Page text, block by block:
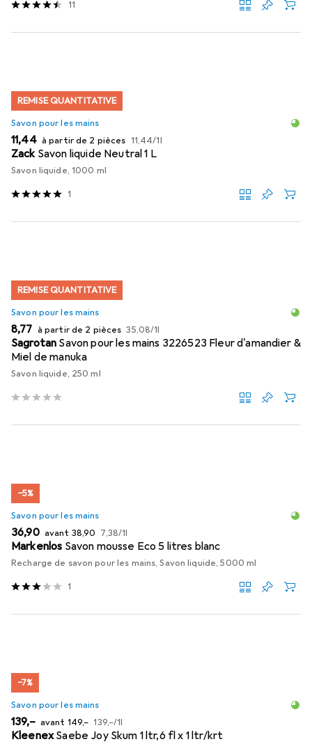
11
REMISE QUANTITATIVE
Savon pour les mains
EUR
11,44 à partir de 2 pièces EUR
11,44/1l
Zack Savon liquide Neutral 1 L
Savon liquide, 1000 ml
1
REMISE QUANTITATIVE
Savon pour les mains
EUR
8,77 à partir de 2 pièces EUR
35,08/1l
Sagrotan Savon pour les mains 3226523 Fleur d'amandier &
Miel de manuka
Savon liquide, 250 ml
−5%
Savon pour les mains
EUR
36,90 avant EUR
38,90 EUR
7,38/1l
Markenlos Savon mousse Eco 5 litres blanc
Recharge de savon pour les mains, Savon liquide, 5000 ml
1
−7%
Savon pour les mains
EUR
139,– avant EUR
149,– EUR
139,–/1l
KleenexSaebe Joy Skum 1 ltr,6 fl x 1 ltr/krt